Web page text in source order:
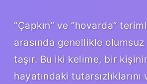
“Çapkın” ve “hovarda”
arasında genellikle
taşır. Bu iki kelime, bir
hayatındaki tutarsızlıklarını